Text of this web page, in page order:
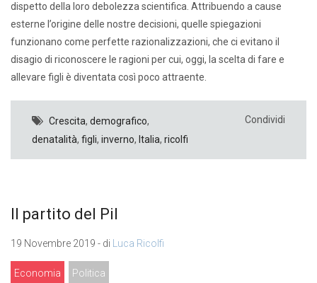
dispetto della loro debolezza scientifica. Attribuendo a cause
esterne l’origine delle nostre decisioni, quelle spiegazioni
funzionano come perfette razionalizzazioni, che ci evitano il
disagio di riconoscere le ragioni per cui, oggi, la scelta di fare e
allevare figli è diventata così poco attraente.
Crescita, demografico,
denatalità, figli, inverno, Italia, ricolfi
Condividi
Il partito del Pil
19 Novembre 2019 - di Luca Ricolfi
Economia Politica